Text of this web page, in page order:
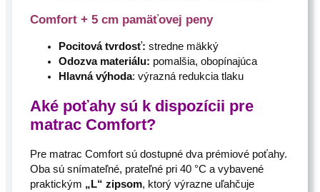
Comfort + 5 cm pamäťovej peny
Pocitová tvrdosť: stredne mäkký
Odozva materiálu: pomalšia, obopínajúca
Hlavná výhoda: výrazná redukcia tlaku
Aké poťahy sú k dispozícii pre
matrac Comfort?
Pre matrac Comfort sú dostupné dva prémiové poťahy.
Oba sú snímateľné, prateľné pri 40 °C a vybavené
praktickým „L“ zipsom, ktorý výrazne uľahčuje